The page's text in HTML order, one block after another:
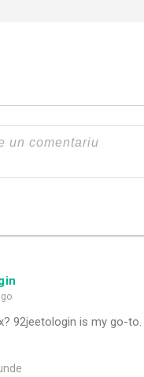
92jeetologin is my go-